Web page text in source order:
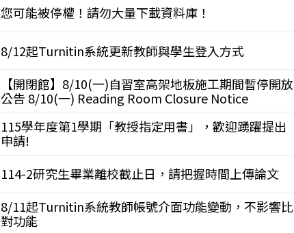
您可能被停權！請勿大量下載資料庫！
8/12起Turnitin系統更新教師與學生登入方式
【開閉館】8/10(一)自習室高架地板施工期間暫停開放
公告 8/10(一) Reading Room Closure Notice
115學年度第1學期「教授指定用書」，歡迎踴躍提出
申請!
114-2研究生畢業離校截止日，請把握時間上傳論文
8/11起Turnitin系統教師帳號介面功能變動，不影響比
對功能